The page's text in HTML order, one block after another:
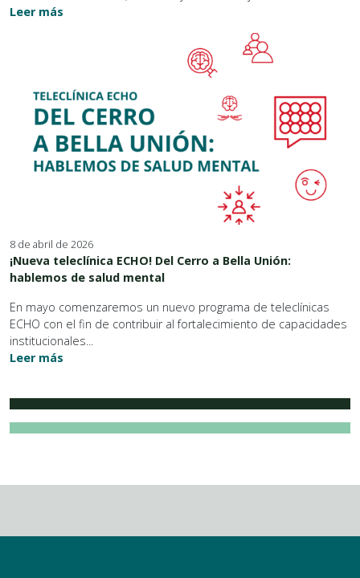
Leer más
8 de abril de 2026
¡Nueva teleclínica ECHO! Del Cerro a Bella Unión:
hablemos de salud mental
En mayo comenzaremos un nuevo programa de teleclínicas
ECHO con el fin de contribuir al fortalecimiento de capacidades
institucionales...
Leer más